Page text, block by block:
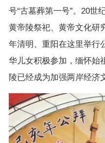
号“古墓葬第一号”。20世
黄帝陵祭祀、黄帝文化研
年清明、重阳在这里举行
华儿女积极参加，缅怀始
陵已经成为加强两岸经济